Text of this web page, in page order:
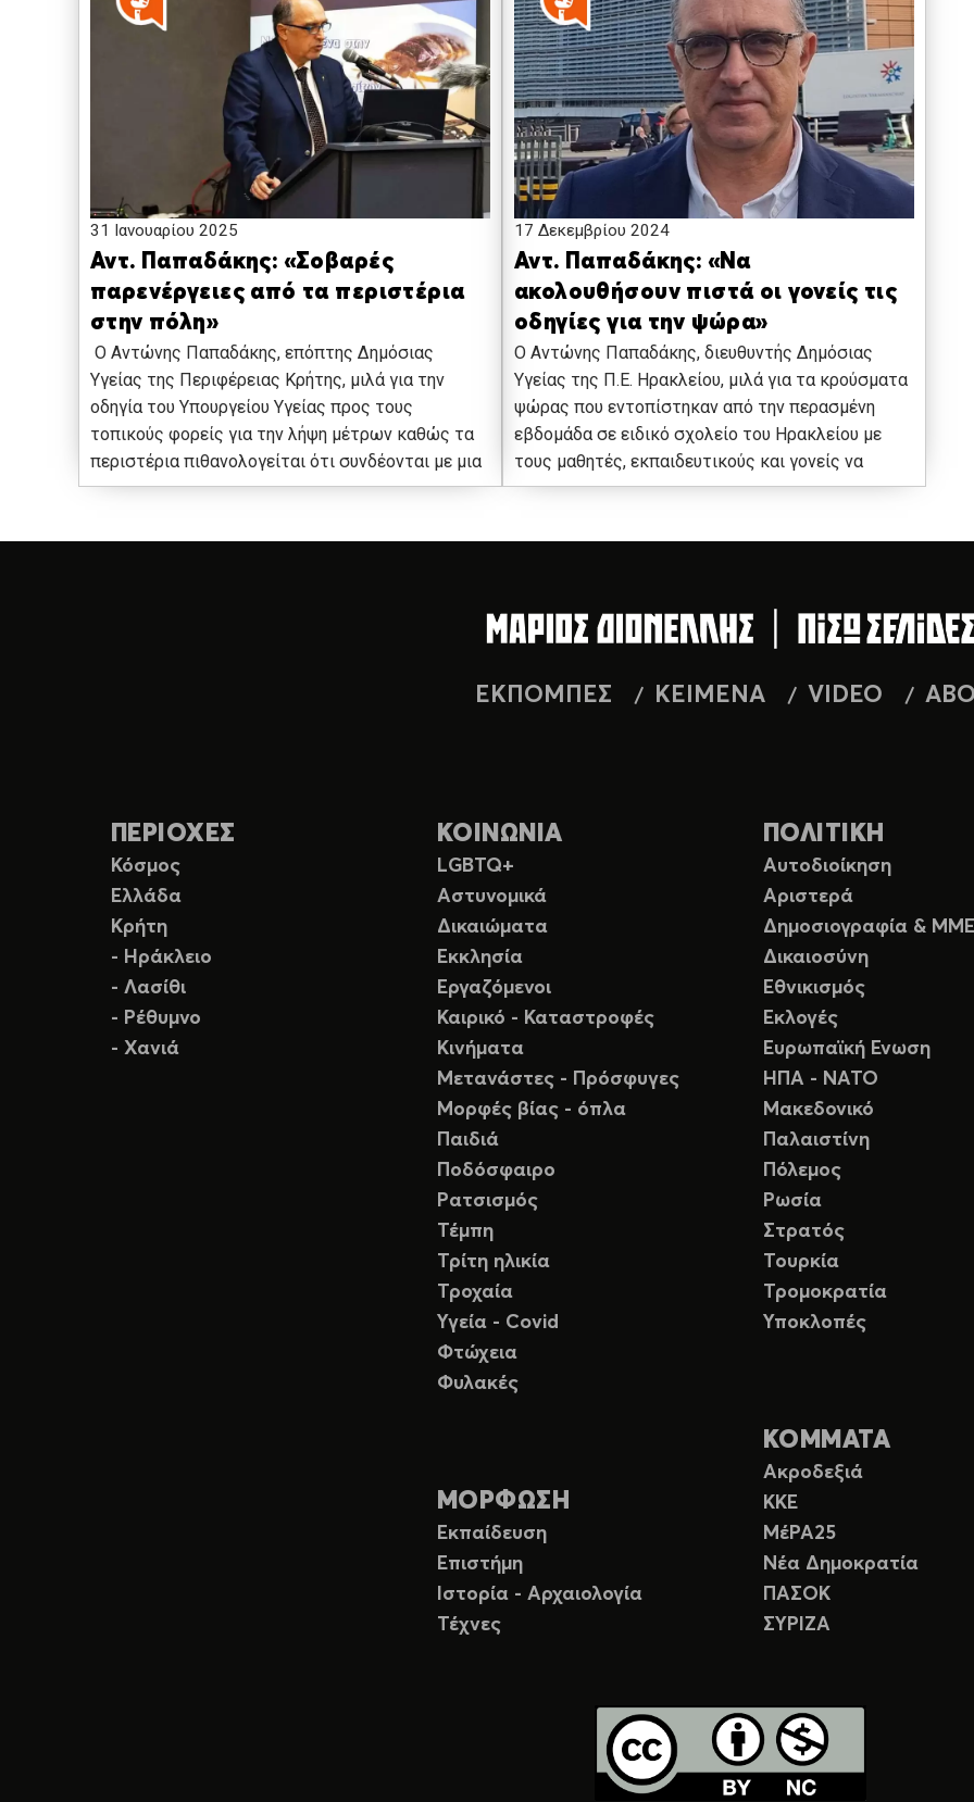
31 Ιανουαρίου 2025
Αντ. Παπαδάκης: «Σοβαρές
παρενέργειες από τα περιστέρια
στην πόλη»
Ο Αντώνης Παπαδάκης, επόπτης Δημόσιας
Υγείας της Περιφέρειας Κρήτης, μιλά για την
οδηγία του Υπουργείου Υγείας προς τους
τοπικούς φορείς για την λήψη μέτρων καθώς τα
περιστέρια πιθανολογείται ότι συνδέονται με μια
17 Δεκεμβρίου 2024
Αντ. Παπαδάκης: «Να
ακολουθήσουν πιστά οι γονείς τις
οδηγίες για την ψώρα»
Ο Αντώνης Παπαδάκης, διευθυντής Δημόσιας
Υγείας της Π.Ε. Ηρακλείου, μιλά για τα κρούσματα
ψώρας που εντοπίστηκαν από την περασμένη
εβδομάδα σε ειδικό σχολείο του Ηρακλείου με
τους μαθητές, εκπαιδευτικούς και γονείς να
ΕΚΠΟΜΠΕΣ ΚΕΙΜΕΝΑ VIDEO
ΠΕΡΙΟΧΕΣ
Κόσμος
Ελλάδα
Κρήτη
- Ηράκλειο
- Λασίθι
- Ρέθυμνο
- Χανιά
ΚΟΙΝΩΝΙΑ
LGBTQ+
Αστυνομικά
Δικαιώματα
Εκκλησία
Εργαζόμενοι
Καιρικό - Καταστροφές
Κινήματα
Μετανάστες - Πρόσφυγες
Μορφές βίας - όπλα
Παιδιά
Ποδόσφαιρο
Ρατσισμός
Τέμπη
Τρίτη ηλικία
Τροχαία
Υγεία - Covid
Φτώχεια
Φυλακές
ΜΟΡΦΩΣΗ
Εκπαίδευση
Επιστήμη
Ιστορία - Αρχαιολογία
Τέχνες
ΠΟΛΙΤΙΚΗ
Αυτοδιοίκηση
Αριστερά
Δημοσιογραφία & ΜΜΕ
Δικαιοσύνη
Εθνικισμός
Εκλογές
Ευρωπαϊκή Ενωση
ΗΠΑ - ΝΑΤΟ
Μακεδονικό
Παλαιστίνη
Πόλεμος
Ρωσία
Στρατός
Τουρκία
Τρομοκρατία
Υποκλοπές
ΚΟΜΜΑΤΑ
Ακροδεξιά
ΚΚΕ
ΜέΡΑ25
Νέα Δημοκρατία
ΠΑΣΟΚ
ΣΥΡΙΖΑ